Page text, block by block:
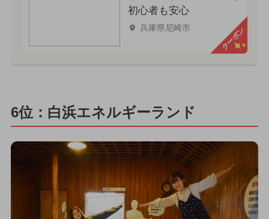
初心者も安心
兵庫県尼崎市 クーポン
6位：白浜エネルギーランド